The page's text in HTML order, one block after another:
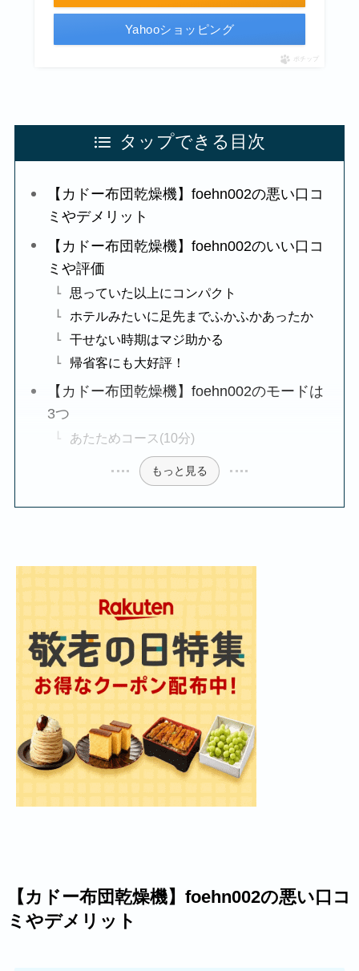
Yahooショッピング
ポチップ
タップできる目次
【カドー布団乾燥機】foehn002の悪い口コ
ミやデメリット
【カドー布団乾燥機】foehn002のいい口コ
ミや評価
思っていた以上にコンパクト
ホテルみたいに足先までふかふかあったか
干せない時期はマジ助かる
帰省客にも大好評！
【カドー布団乾燥機】foehn002のモードは
3つ
あたためコース(10分)
もっと見る
【カドー布団乾燥機】foehn002の悪い口コ
ミやデメリット